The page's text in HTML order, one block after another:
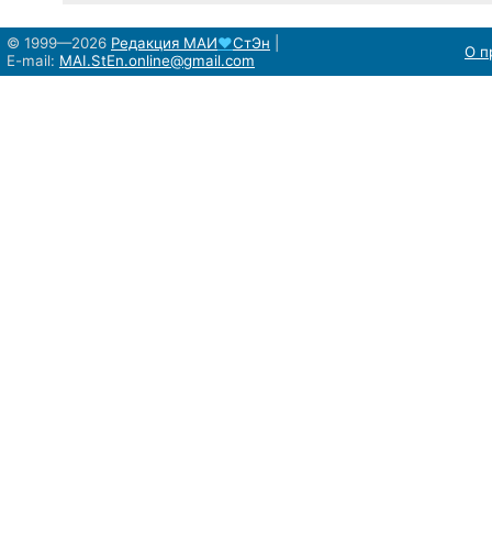
© 1999—2026 Редакция МАИ♥СтЭн
E-mail: MAI.StEn.online@gmail.com О